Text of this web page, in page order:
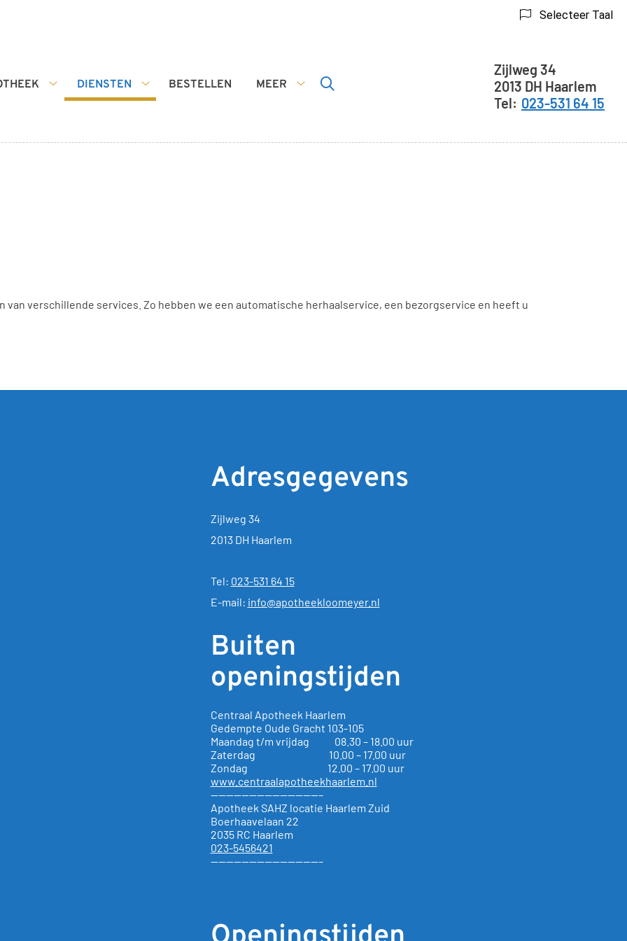
Selecteer Taal
De
DIENSTEN
Diensten
BESTELLEN
MEER
Zijlweg 34
2013 DH Haarlem
023-531 64 15
van verschillende services. Zo hebben we een automatische herhaalservice, een bezorgservice en heeft u
Adresgegevens
Zijlweg 34
2013 DH Haarlem
Tel: 023-531 64 15
E-mail: info@apotheekloomeyer.nl
Buiten
openingstijden
Centraal Apotheek Haarlem
Gedempte Oude Gracht 103-105
Maandag t/m vrijdag 08.30 – 18.00 uur
Zaterdag 10.00 – 17.00 uur
Zondag 12.00 – 17.00 uur
www.centraalapotheekhaarlem.nl
——————————————–
Apotheek SAHZ locatie Haarlem Zuid
Boerhaavelaan 22
2035 RC Haarlem
023-5456421
——————————————–